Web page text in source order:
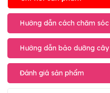
Hướng dẫn cách chăm
Hướng dẫn bảo dưỡng
Đánh giá sản phẩm